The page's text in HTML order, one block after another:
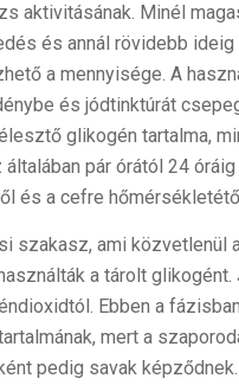
aktivitásának. Minél
és annál rövidebb
a mennyisége. A
és jódtinktúrát
glikogén tartalma,
pár órától 24
és a cefre
szakasz, ami közvetlenül
a tárolt
Ebben a
mert a
pedig savak